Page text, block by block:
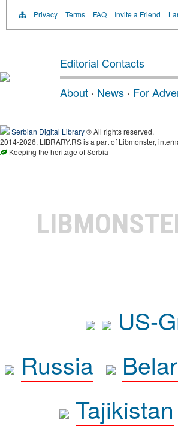
Privacy Terms FAQ Invite a Friend
Editorial Contacts
About · News · For
Serbian Digital Library® All rights reserved.
2014-2026, LIBRARY.RS is a part of Libmonster,
Keeping the heritage of Serbia
US-
Russia
Tajikistan